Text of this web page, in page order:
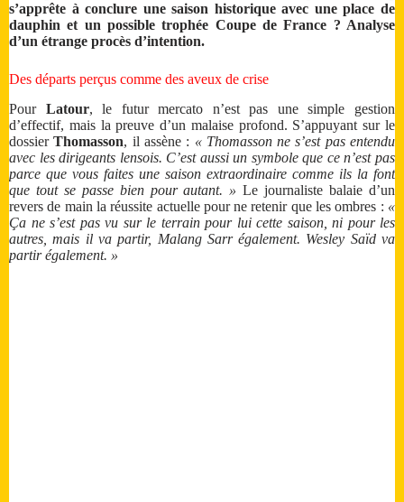
s’apprête à conclure une saison historique avec une place de
dauphin et un possible trophée Coupe de France ? Analyse
d’un étrange procès d’intention.
Des départs perçus comme des aveux de crise
Pour Latour, le futur mercato n’est pas une simple gestion
d’effectif, mais la preuve d’un malaise profond. S’appuyant sur le
dossierThomasson, il assène : « Thomasson ne s’est pas entendu
avec les dirigeants lensois. C’est aussi un symbole que ce n’est pas
parce que vous faites une saison extraordinaire comme ils la font
que tout se passe bien pour autant. » Le journaliste balaie d’un
revers de main la réussite actuelle pour ne retenir que les ombres : «
Ça ne s’est pas vu sur le terrain pour lui cette saison, ni pour les
autres, mais il va partir, Malang Sarr également. Wesley Saïd va
partir également. »